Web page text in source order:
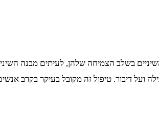
בשלב הצמיחה שלהן, לעיתים מבנה
דיבור. טיפול זה מקובל בעיקר בקרב אנשים